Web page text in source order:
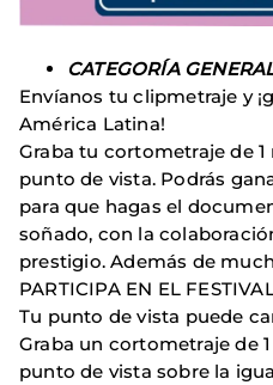
CATEGORÍA
Envíanos tu clipmetraje y
América Latina!
Graba tu cortometraje de
punto de vista. Podrás
para que hagas el
soñado, con la
prestigio. Además de
PARTICIPA EN EL
Tu punto de vista puede
Graba un cortometraje de
punto de vista sobre la